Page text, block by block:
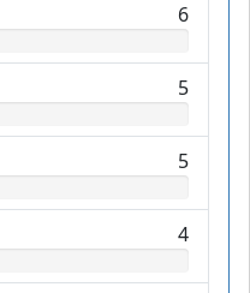
6
5
5
4